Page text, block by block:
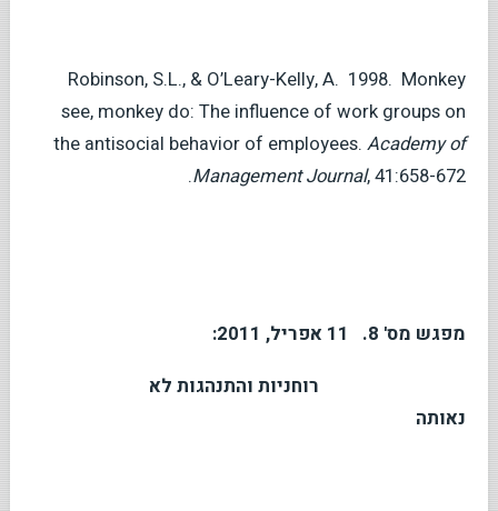
Robinson, S.L., & O’Leary-Kelly, A. 1998. Monkey
see, monkey do: The influence of work groups on
the antisocial behavior of employees.Academyof
ManagementJournal, 41:658-672.
מפגש מס' 8. 11 אפריל, 2011:
רוחניות והתנהגות לא
נאותה